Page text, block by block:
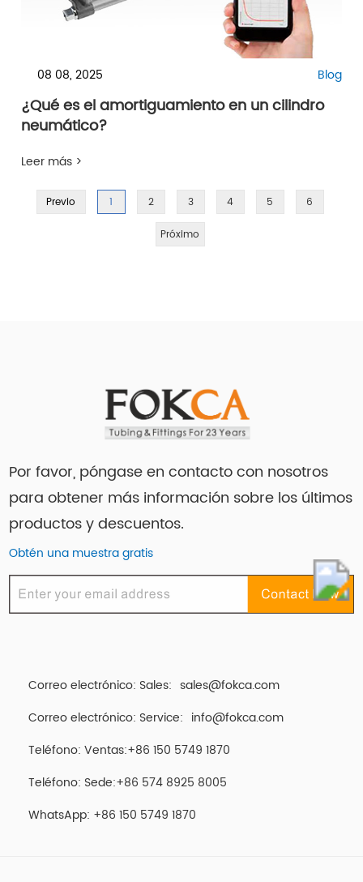
08 08, 2025 Blog
¿Qué es el amortiguamiento en un cilindro
neumático?
Leer más >
Previo 1 2 3 4 5 6
Próximo
Por favor, póngase en contacto con nosotros
para obtener más información sobre los últimos
productos y descuentos.
Obtén una muestra gratis
Correo electrónico: Sales: sales@fokca.com
Correo electrónico: Service: info@fokca.com
Teléfono: Ventas:+86 150 5749 1870
Teléfono: Sede:+86 574 8925 8005
WhatsApp: +86 150 5749 1870